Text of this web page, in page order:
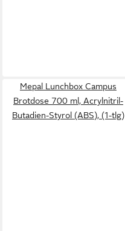
Mepal Lunchbox Campus
Brotdose 700 ml, Acrylnitril-
Butadien-Styrol (ABS), (1-tlg)